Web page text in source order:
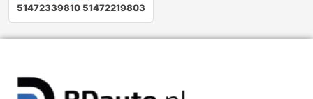
51472339810 51472219803